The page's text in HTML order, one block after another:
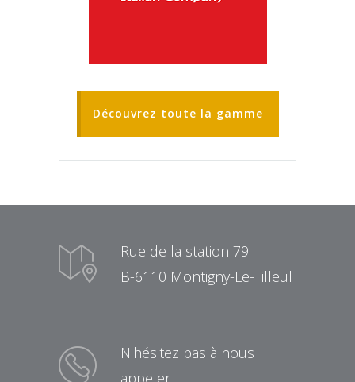
Découvrez toute la gamme
Rue de la station 79
B-6110 Montigny-Le-Tilleul
N'hésitez pas à nous